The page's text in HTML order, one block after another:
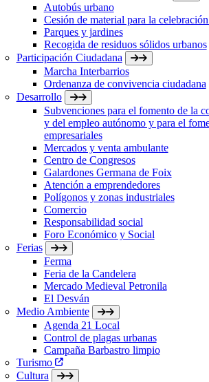
Autobús urbano
Cesión de material para la
Parques y jardines
Recogida de residuos sólidos urbanos
Participación Ciudadana
Marcha Interbarrios
Ordenanza de convivencia ciudadana
Desarrollo
Subvenciones para el fomento de la
y del empleo autónomo y para el
empresariales
Mercados y venta ambulante
Centro de Congresos
Galardones Germana de Foix
Atención a emprendedores
Polígonos y zonas industriales
Comercio
Responsabilidad social
Foro Económico y Social
Ferias
Ferma
Feria de la Candelera
Mercado Medieval Petronila
El Desván
Medio Ambiente
Agenda 21 Local
Control de plagas urbanas
Campaña Barbastro limpio
Turismo
Cultura